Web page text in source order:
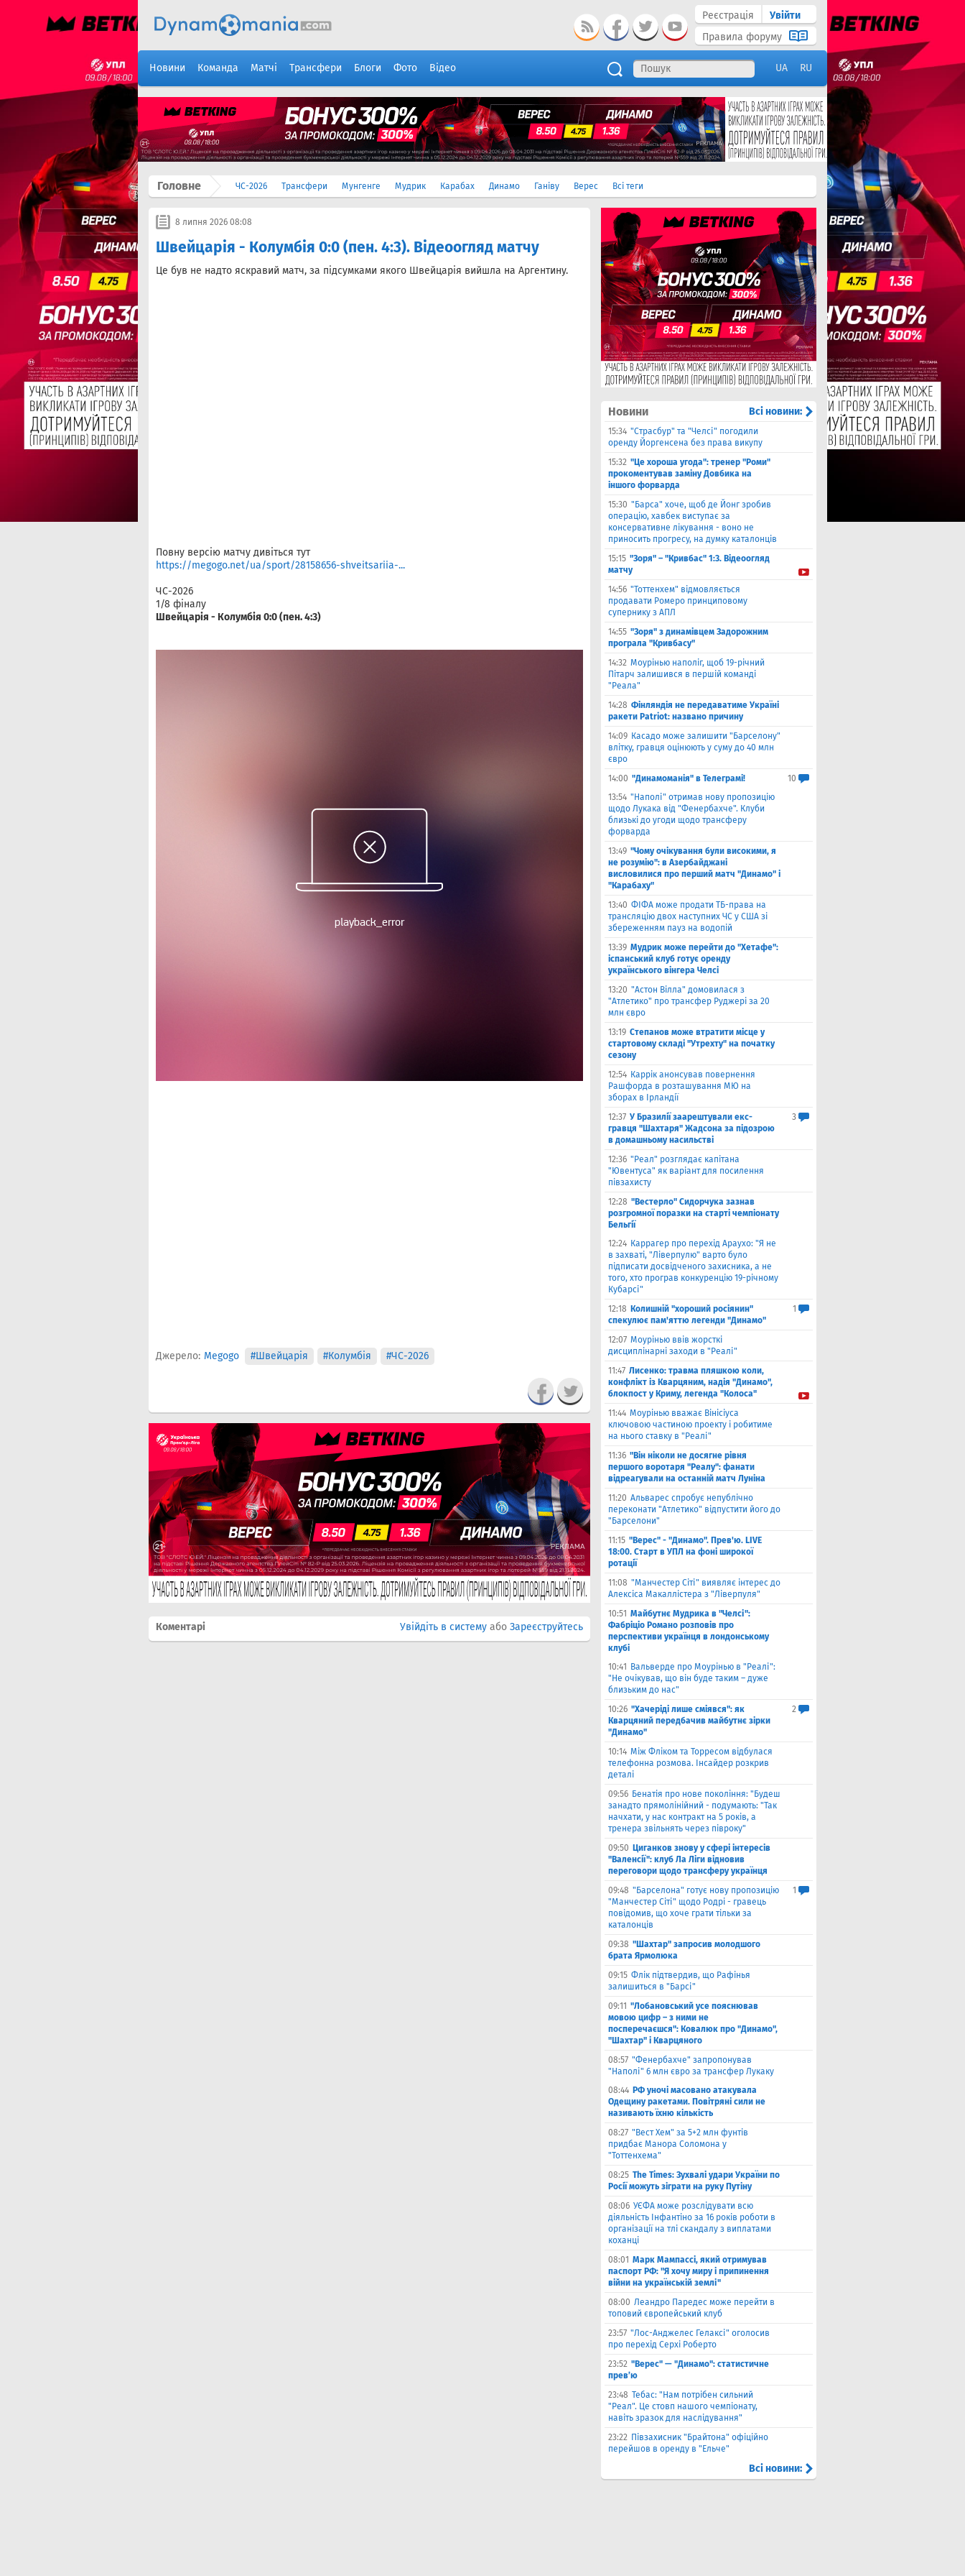
Реєстрація
Увійти
Правила форуму
Новини Команда Матчі Трансфери Блоги Фото Відео UA RU
Головне ЧС-2026 Трансфери Мунгенге Мудрик Карабах Динамо Ганіву Верес Всі теги
8 липня 2026 08:08
Швейцарія - Колумбія 0:0 (пен. 4:3). Відеоогляд матчу
Це був не надто яскравий матч, за підсумками якого Швейцарія вийшла на Аргентину.
Повну версію матчу дивіться тут
https://megogo.net/ua/sport/28158656-shveitsariia-...
ЧС-2026
1/8 фіналу
Швейцарія - Колумбія 0:0 (пен. 4:3)
Джерело: Megogo #Швейцарія #Колумбія #ЧС-2026
Коментарі Увійдіть в систему або Зареєструйтесь
Новини Всі новини:
15:34 "Страсбур" та "Челсі" погодили
оренду Йоргенсена без права викупу
15:32 "Це хороша угода": тренер "Роми"
прокоментував заміну Довбика на
іншого форварда
15:30 "Барса" хоче, щоб де Йонг зробив
операцію, хавбек виступає за
консервативне лікування - воно не
приносить прогресу, на думку каталонців
15:15 "Зоря" – "Кривбас" 1:3. Відеоогляд
матчу
14:56 "Тоттенхем" відмовляється
продавати Ромеро принциповому
супернику з АПЛ
14:55 "Зоря" з динамівцем Задорожним
програла "Кривбасу"
14:32 Моурінью наполіг, щоб 19-річний
Пітарч залишився в першій команді
"Реала"
14:28 Фінляндія не передаватиме Україні
ракети Patriot: названо причину
14:09 Касадо може залишити "Барселону"
влітку, гравця оцінюють у суму до 40 млн
євро
14:00 "Динамоманія" в Телеграмі!
10
13:54 "Наполі" отримав нову пропозицію
щодо Лукака від "Фенербахче". Клуби
близькі до угоди щодо трансферу
форварда
13:49 "Чому очікування були високими, я
не розумію": в Азербайджані
висловилися про перший матч "Динамо" і
"Карабаху"
13:40 ФІФА може продати ТБ-права на
трансляцію двох наступних ЧС у США зі
збереженням пауз на водопій
13:39 Мудрик може перейти до "Хетафе":
іспанський клуб готує оренду
українського вінгера Челсі
13:20 "Астон Вілла" домовилася з
"Атлетико" про трансфер Руджері за 20
млн євро
13:19 Степанов може втратити місце у
стартовому складі "Утрехту" на початку
сезону
12:54 Каррік анонсував повернення
Рашфорда в розташування МЮ на
зборах в Ірландії
12:37 У Бразилії заарештували екс-
гравця "Шахтаря" Жадсона за підозрою
в домашньому насильстві
3
12:36 "Реал" розглядає капітана
"Ювентуса" як варіант для посилення
півзахисту
12:28 "Вестерло" Сидорчука зазнав
розгромної поразки на старті чемпіонату
Бельгії
12:24 Каррагер про перехід Араухо: "Я не
в захваті, "Ліверпулю" варто було
підписати досвідченого захисника, а не
того, хто програв конкуренцію 19-річному
Кубарсі"
12:18 Колишнiй "хороший росіянин"
спекулює пам'яттю легенди "Динамо"
1
12:07 Моурінью ввів жорсткі
дисциплінарні заходи в "Реалі"
11:47 Лисенко: травма пляшкою коли,
конфлікт із Кварцяним, надія "Динамо",
блокпост у Криму, легенда "Колоса"
11:44 Моурінью вважає Вінісіуса
ключовою частиною проекту і робитиме
на нього ставку в "Реалі"
11:36 "Він ніколи не досягне рівня
першого воротаря "Реалу": фанати
відреагували на останній матч Луніна
11:20 Альварес спробує непублічно
переконати "Атлетико" відпустити його до
"Барселони"
11:15 "Верес" - "Динамо". Прев'ю. LIVE
18:00. Старт в УПЛ на фоні широкої
ротації
11:08 "Манчестер Сіті" виявляє інтерес до
Алексіса Макаллістера з "Ліверпуля"
10:51 Майбутнє Мудрика в "Челсі":
Фабріціо Романо розповів про
перспективи українця в лондонському
клубі
10:41
Вальверде про Моурінью в "Реалі":
"Не очікував, що він буде таким – дуже
близьким до нас"
10:26 "Хачеріді лише сміявся": як
Кварцяний передбачив майбутнє зірки
"Динамо"
2
10:14 Між Фліком та Торресом відбулася
телефонна розмова. Інсайдер розкрив
деталі
09:56 Бенатія про нове покоління: "Будеш
занадто прямолінійний - подумають: "Так
начхати, у нас контракт на 5 років, а
тренера звільнять через півроку"
09:50 Циганков знову у сфері інтересів
"Валенсії": клуб Ла Ліги відновив
переговори щодо трансферу українця
09:48 "Барселона" готує нову пропозицію
"Манчестер Сіті" щодо Родрі - гравець
повідомив, що хоче грати тільки за
каталонців
1
09:38 "Шахтар" запросив молодшого
брата Ярмолюка
09:15 Флік підтвердив, що Рафінья
залишиться в "Барсі"
09:11 "Лобановський усе пояснював
мовою цифр – з ними не
посперечаєшся": Ковалюк про "Динамо",
"Шахтар" і Кварцяного
08:57 "Фенербахче" запропонував
"Наполі" 6 млн євро за трансфер Лукаку
08:44 РФ уночі масовано атакувала
Одещину ракетами. Повітряні сили не
називають їхню кількість
08:27 "Вест Хем" за 5+2 млн фунтів
придбає Манора Соломона у
"Тоттенхема"
08:25 The Times: Зухвалі удари України по
Росії можуть зіграти на руку Путіну
08:06 УЄФА може розслідувати всю
діяльність Інфантіно за 16 років роботи в
організації на тлі скандалу з виплатами
коханці
08:01 Марк Мампассі, який отримував
паспорт РФ: "Я хочу миру і припинення
війни на українській землі"
08:00 Леандро Паредес може перейти в
топовий європейський клуб
23:57 "Лос-Анджелес Гелаксі" оголосив
про перехід Серхі Роберто
23:52 "Верес" — "Динамо": статистичне
прев’ю
23:48 Тебас: "Нам потрібен сильний
"Реал". Це стовп нашого чемпіонату,
навіть зразок для наслідування"
23:22 Півзахисник "Брайтона" офіційно
перейшов в оренду в "Ельче"
Всі новини: